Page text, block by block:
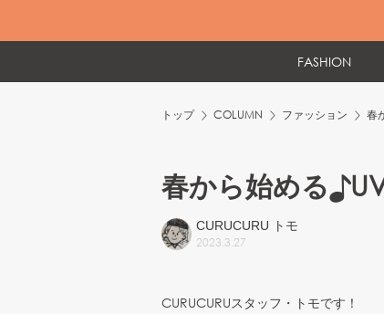
FASHION
トップ COLUMN ファッション 春
春から始める
CURUCURU トモ
2023.3.27
CURUCURUスタッフ・トモです！